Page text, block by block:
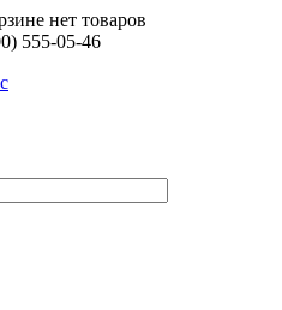
нет товаров
555-05-46